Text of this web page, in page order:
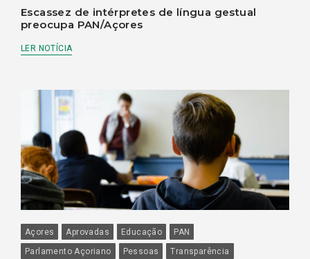
Escassez de intérpretes de língua gestual
preocupa PAN/Açores
LER NOTÍCIA
Açores Aprovadas Educação
PAN
Parlamento Açoriano
Pessoas Transparência